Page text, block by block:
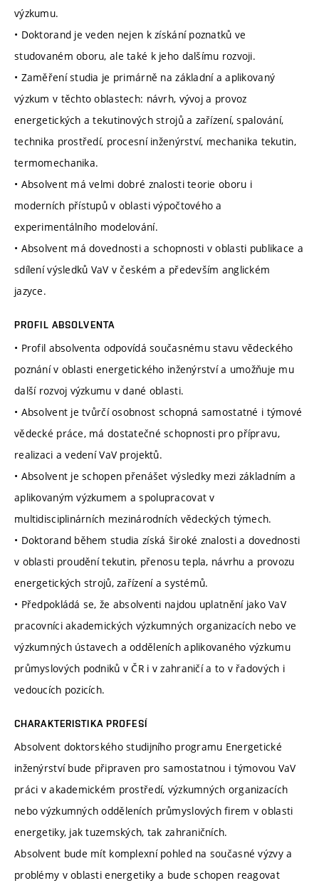
výzkumu.
• Doktorand je veden nejen k získání poznatků ve
studovaném oboru, ale také k jeho dalšímu rozvoji.
• Zaměření studia je primárně na základní a aplikovaný
výzkum v těchto oblastech: návrh, vývoj a provoz
energetických a tekutinových strojů a zařízení, spalování,
technika prostředí, procesní inženýrství, mechanika tekutin,
termomechanika.
• Absolvent má velmi dobré znalosti teorie oboru i
moderních přístupů v oblasti výpočtového a
experimentálního modelování.
• Absolvent má dovednosti a schopnosti v oblasti publikace a
sdílení výsledků VaV v českém a především anglickém
jazyce.
PROFIL ABSOLVENTA
• Profil absolventa odpovídá současnému stavu vědeckého
poznání v oblasti energetického inženýrství a umožňuje mu
další rozvoj výzkumu v dané oblasti.
• Absolvent je tvůrčí osobnost schopná samostatné i týmové
vědecké práce, má dostatečné schopnosti pro přípravu,
realizaci a vedení VaV projektů.
• Absolvent je schopen přenášet výsledky mezi základním a
aplikovaným výzkumem a spolupracovat v
multidisciplinárních mezinárodních vědeckých týmech.
• Doktorand během studia získá široké znalosti a dovednosti
v oblasti proudění tekutin, přenosu tepla, návrhu a provozu
energetických strojů, zařízení a systémů.
• Předpokládá se, že absolventi najdou uplatnění jako VaV
pracovníci akademických výzkumných organizacích nebo ve
výzkumných ústavech a odděleních aplikovaného výzkumu
průmyslových podniků v ČR i v zahraničí a to v řadových i
vedoucích pozicích.
CHARAKTERISTIKA PROFESÍ
Absolvent doktorského studijního programu Energetické
inženýrství bude připraven pro samostatnou i týmovou VaV
práci v akademickém prostředí, výzkumných organizacích
nebo výzkumných odděleních průmyslových firem v oblasti
energetiky, jak tuzemských, tak zahraničních.
Absolvent bude mít komplexní pohled na současné výzvy a
problémy v oblasti energetiky a bude schopen reagovat